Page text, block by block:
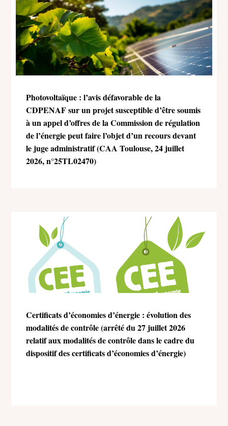
Photovoltaïque : l’avis défavorable de la
CDPENAF sur un projet susceptible d’être soumis
à un appel d’offres de la Commission de régulation
de l’énergie peut faire l’objet d’un recours devant
le juge administratif (CAA Toulouse, 24 juillet
2026, n°25TL02470)
Certificats d’économies d’énergie : évolution des
modalités de contrôle (arrêté du 27 juillet 2026
relatif aux modalités de contrôle dans le cadre du
dispositif des certificats d’économies d’énergie)